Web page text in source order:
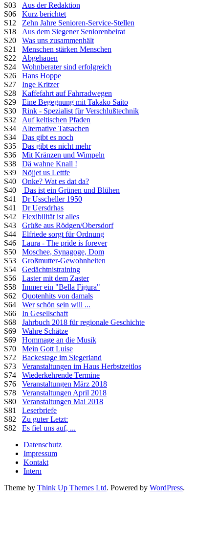
S03 Aus der Redaktion
S06 Kurz berichtet
S12 Zehn Jahre Senioren-Service-Stellen
S18 Aus dem Siegener Seniorenbeirat
S20 Was uns zusammenhält
S21 Menschen stärken Menschen
S22 Abgehauen
S24 Wohnberater sind erfolgreich
S26 Hans Hoppe
S27 Inge Kritzer
S28 Kaffefahrt auf Fahrradwegen
S29 Eine Begegnung mit Takako Saito
S30 Rink - Spezialist für Verschlußtechnik
S32 Auf keltischen Pfaden
S34 Alternative Tatsachen
S34 Das gibt es noch
S35 Das gibt es nicht mehr
S36 Mit Kränzen und Wimpeln
S38 Dä wahne Knall !
S39 Nöjjet us Lettfe
S40 Onke? Wat es dat da?
S40
Das ist ein Grünen und Blühen
S41 Dr Usscheller 1950
S41 Dr Uersdrhas
S42 Flexibilität ist alles
S43 Grüße aus Rödgen/Obersdorf
S44 Elfriede sorgt für Ordnung
S46 Laura - The pride is forever
S50 Moschee, Synagoge, Dom
S53 Großmutter-Gewohnheiten
S54 Gedächtnistraining
S56 Laster mit dem Zaster
S58 Immer ein "Bella Figura"
S62 Quotenhits von damals
S64 Wer schön sein will ...
S66 In Gesellschaft
S68 Jahrbuch 2018 für regionale Geschichte
S69 Wahre Schätze
S69 Hommage an die Musik
S70 Mein Gott Luise
S72 Backestage im Siegerland
S73 Veranstaltungen im Haus Herbstzeitlos
S74 Wiederkehrende Termine
S76 Veranstaltungen März 2018
S78 Veranstaltungen April 2018
S80 Veranstaltungen Mai 2018
S81 Leserbriefe
S82 Zu guter Letzt:
S82 Es fiel uns auf, ...
Datenschutz
Impressum
Kontakt
Intern
Theme by Think Up Themes Ltd. Powered by WordPress.